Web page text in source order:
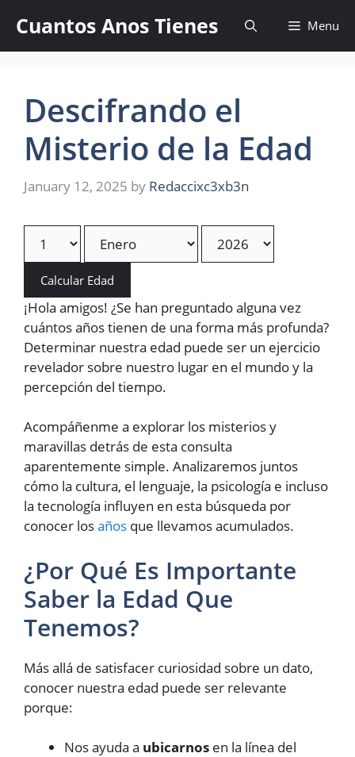
content
Cuantos Anos Tienes Menu
Descifrando el
Misterio de la Edad
January 12, 2025 by Redaccixc3xb3n
Calcular Edad
¡Hola amigos! ¿Se han preguntado alguna vez
cuántos años tienen de una forma más profunda?
Determinar nuestra edad puede ser un ejercicio
revelador sobre nuestro lugar en el mundo y la
percepción del tiempo.
Acompáñenme a explorar los misterios y
maravillas detrás de esta consulta
aparentemente simple. Analizaremos juntos
cómo la cultura, el lenguaje, la psicología e incluso
la tecnología influyen en esta búsqueda por
conocer losaños que llevamos acumulados.
¿Por Qué Es Importante
Saber la Edad Que
Tenemos?
Más allá de satisfacer curiosidad sobre un dato,
conocer nuestra edad puede ser relevante
porque:
Nos ayuda a ubicarnos en la línea del